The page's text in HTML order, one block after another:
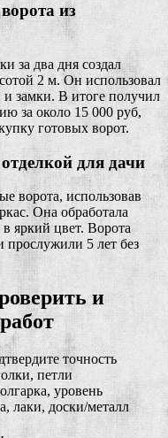
из
за два дня создал
2 м. Он использовал
замки. В итоге получил
за около 15 000 руб,
готовых ворот.
для дачи
ворота, использовав
Она обработала
яркий цвет. Ворота
прослужили 5 лет без
и
точность
петли
уровень
лаки, доски/металл